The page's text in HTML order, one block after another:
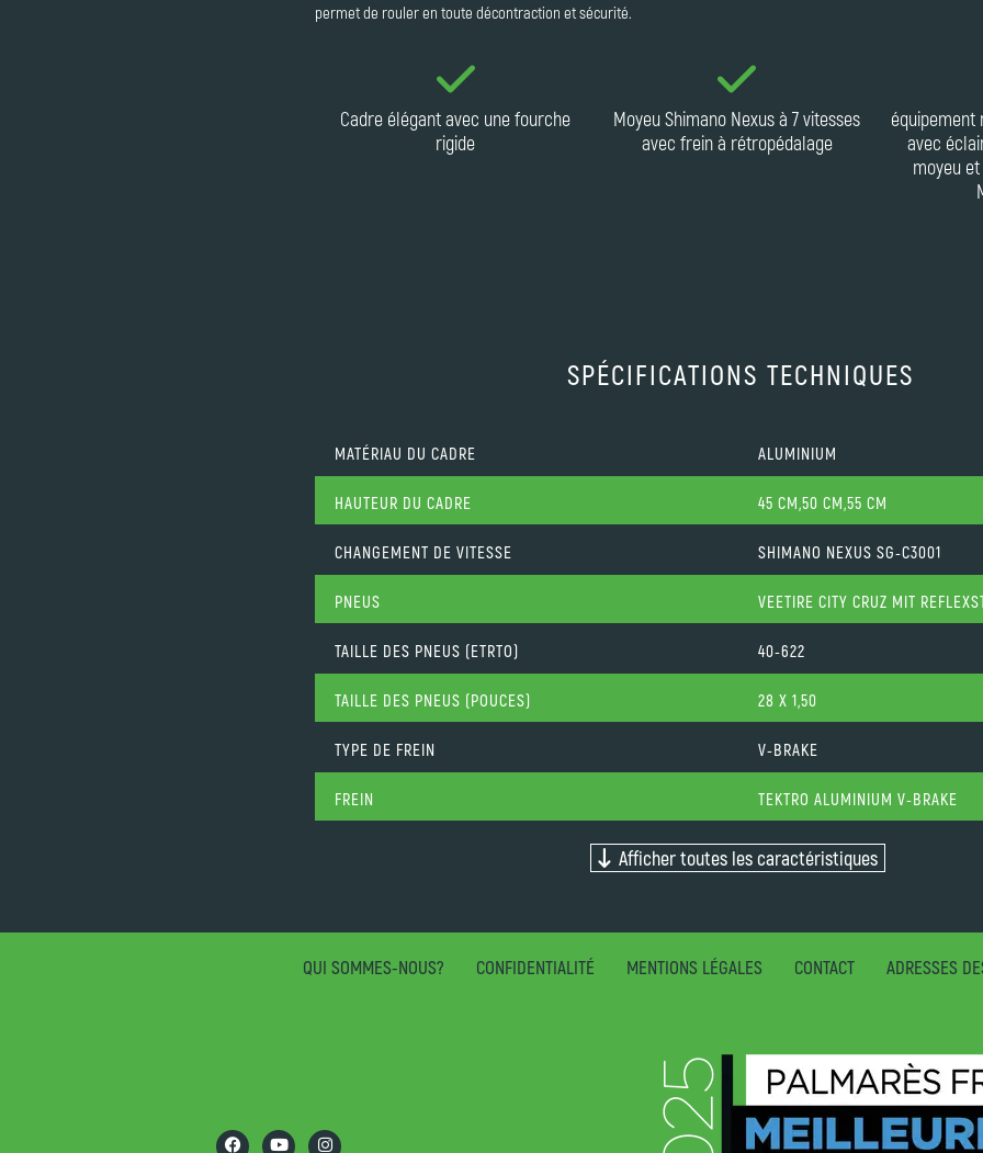
permet de rouler en toute décontraction et sécurité.
Cadre élégant avec une fourche
rigide
Moyeu Shimano Nexus à 7 vitesses
avec frein à rétropédalage
équipement
avec
moyeu
SPÉCIFICATIONS TECHNIQUES
MATÉRIAU DU CADRE ALUMINIUM
HAUTEUR DU CADRE 45 CM,50 CM,55 CM
CHANGEMENT DE VITESSE SHIMANO NEXUS SG-C3001
PNEUS VEETIRE CITY CRUZ MIT
TAILLE DES PNEUS (ETRTO) 40-622
TAILLE DES PNEUS (POUCES) 28 X 1,50
TYPE DE FREIN V-BRAKE
FREIN TEKTRO ALUMINIUM V-BRAKE
Afficher toutes les caractéristiques
QUI SOMMES-NOUS? CONFIDENTIALITÉ MENTIONS LÉGALES CONTACT ADRESSES